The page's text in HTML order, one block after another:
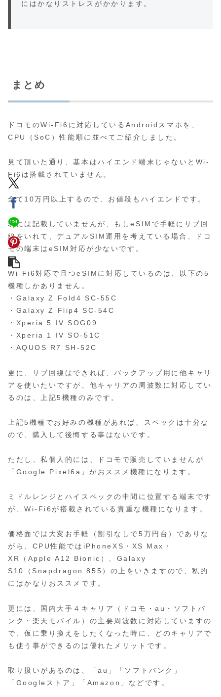
にはかなりストレスがかかります。
まとめ
ドコモのWi-Fi6に対応しているAndroidスマホを、
CPU（SoC）性能順に並べてご紹介しました。
見て頂いた通り、基本はハイエンド端末じゃないとWi-
Fi6は搭載されていません。
全て10万円以上するので、お値段もハイエンドです。
表には記載していませんが、もしeSIMで手軽にサブ回
線をいれて、デュアルSIM運用を考えている場合、ドコ
モの端末はeSIM対応が少ないです。
Wi-Fi6対応で且つeSIMに対応しているのは、以下の5
機種しかありません。
・Galaxy Z Fold4 SC-55C
・Galaxy Z Flip4 SC-54C
・Xperia 5 IV SOG09
・Xperia 1 IV SO-51C
・AQUOS R7 SH-52C
更に、サブ回線はできれば、バックアップ用に他キャリ
アを使いたいですが、他キャリアの周波数に対応してい
るのは、上記5機種のみです。
上記5機種でお好みの機種があれば、スペックは十分な
ので、購入して後悔する事はないです。
ただし、私個人的には、ドコモで販売していませんが
「Google Pixel6a」がおススメ機種になります。
ミドルレンジとハイスペックの中間に位置する端末です
が、Wi-Fi6が搭載されている貴重な機種になります。
価格面では大変お手軽（割引なしで5万円台）でありな
がら、CPU性能ではiPhoneXS・XS Max・
XR（Apple A12 Bionic）、Galaxy
S10（Snapdragon 855）の上をいきますので、私的
にはかなりおススメです。
更には、国内大手４キャリア（ドコモ・au・ソフトバ
ンク・楽天モバイル）の主要周波数に対応していますの
で、仮に乗り換えをしたくなった時に、どのキャリアで
も使う事ができるのは優れたメリットです。
取り扱いがあるのは、「au」「ソフトバンク」
「Googleストア」「Amazon」などです。